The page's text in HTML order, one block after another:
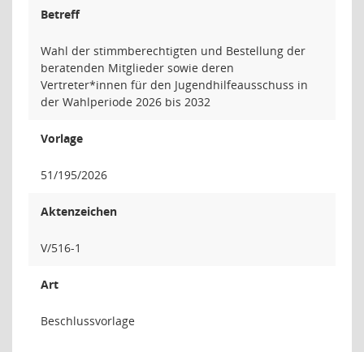
Betreff
Wahl der stimmberechtigten und Bestellung der
beratenden Mitglieder sowie deren
Vertreter*innen für den Jugendhilfeausschuss in
der Wahlperiode 2026 bis 2032
Vorlage
51/195/2026
Aktenzeichen
V/516-1
Art
Beschlussvorlage